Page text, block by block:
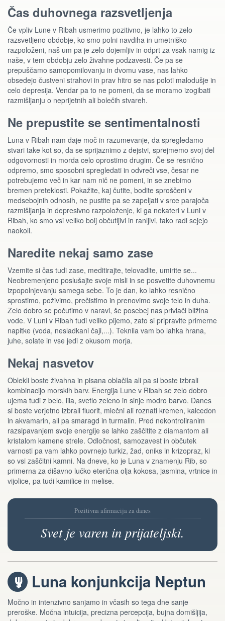
Čas duhovnega razsvetljenja
Če vpliv Lune v Ribah usmerimo pozitivno, je lahko to zelo
razsvetljeno obdobje, ko smo polni navdiha in umetniško
razpoloženi, naš um pa je zelo dojemljiv in odprt za vsak namig iz
naše, v tem obdobju zelo živahne podzavesti. Če pa se
prepuščamo samopomilovanju in dvomu vase, nas lahko
obsedejo čustveni strahovi in prav hitro se nas poloti malodušje in
celo depresija. Vendar pa to ne pomeni, da se moramo izogibati
razmišljanju o neprijetnih ali bolečih stvareh.
Ne prepustite se sentimentalnosti
Luna v Ribah nam daje moč in razumevanje, da spregledamo
stvari take kot so, da se sprijaznimo z dejstvi, sprejmemo svoj del
odgovornosti in morda celo oprostimo drugim. Če se resnično
odpremo, smo sposobni spregledati in odvreči vse, česar ne
potrebujemo več in kar nam nič ne pomeni, in se znebimo
bremen preteklosti. Pokažite, kaj čutite, bodite sproščeni v
medsebojnih odnosih, ne pustite pa se zapeljati v srce parajoča
razmišljanja in depresivno razpoloženje, ki ga nekateri v Luni v
Ribah, ko smo vsi veliko bolj občutljivi in ranljivi, tako radi sejejo
naokoli.
Naredite nekaj samo zase
Vzemite si čas tudi zase, meditirajte, telovadite, umirite se...
Neobremenjeno poslušajte svoje misli in se posvetite duhovnemu
izpopolnjevanju samega sebe. To je dan, ko lahko resnično
sprostimo, poživimo, prečistimo in prenovimo svoje telo in duha.
Zelo dobro se počutimo v naravi, še posebej nas privlači bližina
vode. V Luni v Ribah tudi veliko pijemo, zato si pripravite primerne
napitke (voda, nesladkani čaji,...). Teknila vam bo lahka hrana,
juhe, solate in vse jedi z okusom morja.
Nekaj nasvetov
Oblekli boste živahna in pisana oblačila ali pa si boste izbrali
kombinacijo morskih barv. Energija Lune v Ribah se zelo dobro
ujema tudi z belo, lila, svetlo zeleno in sinje modro barvo. Danes
si boste verjetno izbrali fluorit, mlečni ali roznati kremen, kalcedon
in akvamarin, ali pa smaragd in turmalin. Pred nekontroliranim
razsipavanjem svoje energije se lahko zaščitite z diamantom ali
kristalom kamene strele. Odločnost, samozavest in občutek
varnosti pa vam lahko povrnejo turkiz, žad, oniks in krizopraz, ki
so vsi zaščitni kamni. Na dneve, ko je Luna v znamenju Rib, so
primerna za dišavno lučko eterična olja kokosa, jasmina, vrtnice in
vijolice, pa tudi kamilice in melise.
Pozitivna afirmacija za danes
Svet je varen in prijateljski.
i Luna konjunkcija Neptun
Močno in intenzivno sanjamo in včasih so tega dne sanje
preroške. Močna intuicija, precizna percepcija, bujna domišljija,